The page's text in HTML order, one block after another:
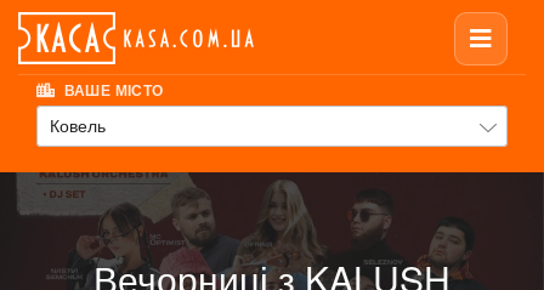
ВАШЕ МІСТО
Ковель
Вечорниці з KALUSH